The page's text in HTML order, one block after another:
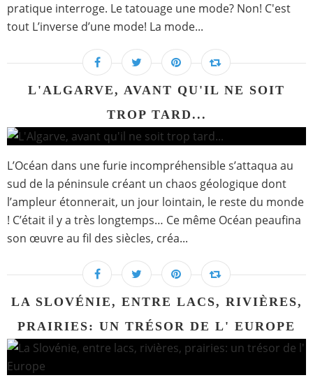
pratique interroge. Le tatouage une mode? Non! C'est
tout L’inverse d’une mode! La mode...
L'ALGARVE, AVANT QU'IL NE SOIT
TROP TARD...
L’Océan dans une furie incompréhensible s’attaqua au
sud de la péninsule créant un chaos géologique dont
l’ampleur étonnerait, un jour lointain, le reste du monde
! C’était il y a très longtemps… Ce même Océan peaufina
son œuvre au fil des siècles, créa...
LA SLOVÉNIE, ENTRE LACS, RIVIÈRES,
PRAIRIES: UN TRÉSOR DE L' EUROPE